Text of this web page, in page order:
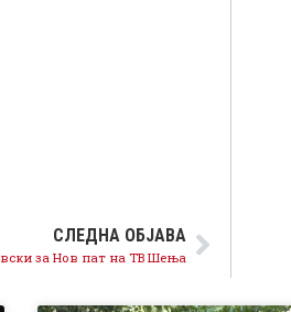
СЛЕДНА ОБЈАВА
за Нов пат на ТВ Шења